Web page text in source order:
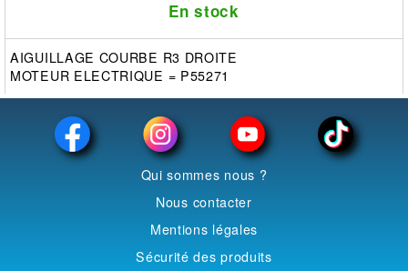
En stock
AIGUILLAGE COURBE R3 DROITE
MOTEUR ELECTRIQUE = P55271
Qui sommes nous ?
Nous contacter
Mentions légales
Sécurité des produits